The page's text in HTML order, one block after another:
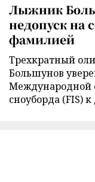
Лыжник
недопуск на
фамилией
Трехкратный
Большунов
Международной
сноуборда (FIS)